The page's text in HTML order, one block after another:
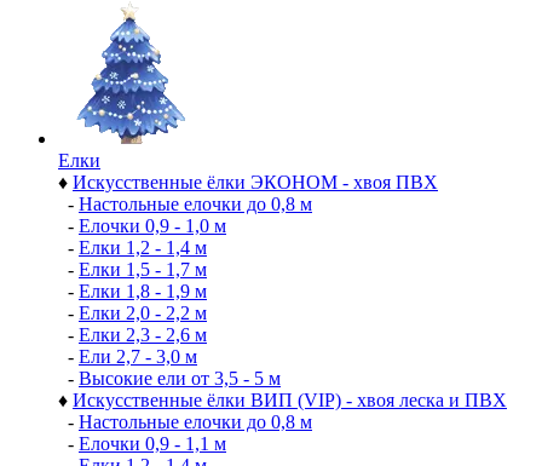
Елки
♦ Искусственные ёлки ЭКОНОМ - хвоя ПВХ
- Настольные елочки до 0,8 м
- Елочки 0,9 - 1,0 м
- Елки 1,2 - 1,4 м
- Елки 1,5 - 1,7 м
- Елки 1,8 - 1,9 м
- Елки 2,0 - 2,2 м
- Елки 2,3 - 2,6 м
- Ели 2,7 - 3,0 м
- Высокие ели от 3,5 - 5 м
♦ Искусственные ёлки ВИП (VIP) - хвоя леска и ПВХ
- Настольные елочки до 0,8 м
- Елочки 0,9 - 1,1 м